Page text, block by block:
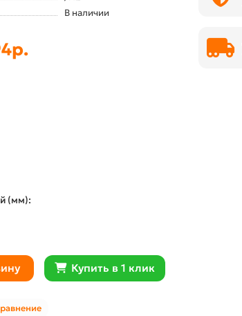
В наличии
(мм):
Купить в 1 клик